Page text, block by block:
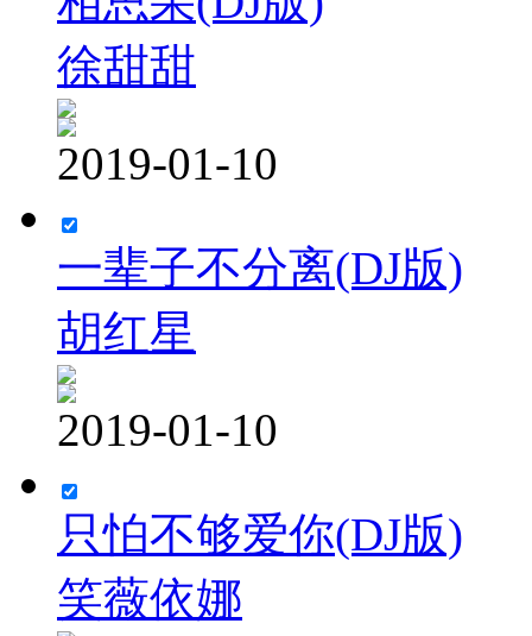
徐甜甜
2019-01-10
一辈子不分离(DJ版)
胡红星
2019-01-10
只怕不够爱你(DJ版)
笑薇依娜